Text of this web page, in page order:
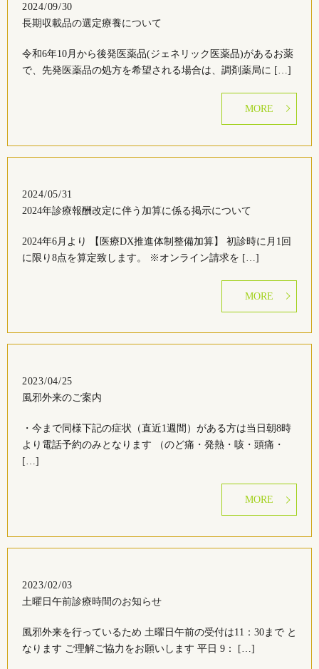
2024/09/30
長期収載品の選定療養について
令和6年10月から後発医薬品(ジェネリック医薬品)があるお薬
で、先発医薬品の処方を希望される場合は、調剤薬局に […]
MORE
2024/05/31
2024年診療報酬改定に伴う加算に係る掲示について
2024年6月より 【医療DX推進体制整備加算】 初診時に月1回
に限り8点を算定致します。 ※オンライン請求を […]
MORE
2023/04/25
風邪外来のご案内
・今まで同様下記の症状（直近1週間）がある方は当日朝8時
より電話予約のみとなります （のど痛・発熱・咳・頭痛・
[…]
MORE
2023/02/03
土曜日午前診療時間のお知らせ
風邪外来を行っているため 土曜日午前の受付は11：30まで と
なります ご理解ご協力をお願いします 平日 9： […]